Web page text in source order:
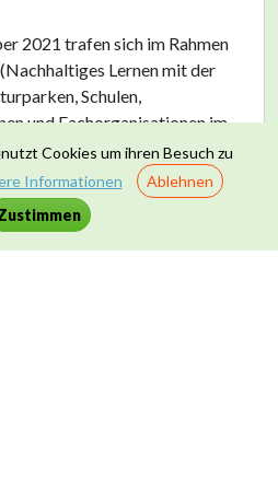
2021 trafen sich im Rahmen
Lernen mit der
Schulen,
und Fachorganisationen im
Deutschland, der
Cookies um ihren Besuch zu
Informationen
Ablehnen